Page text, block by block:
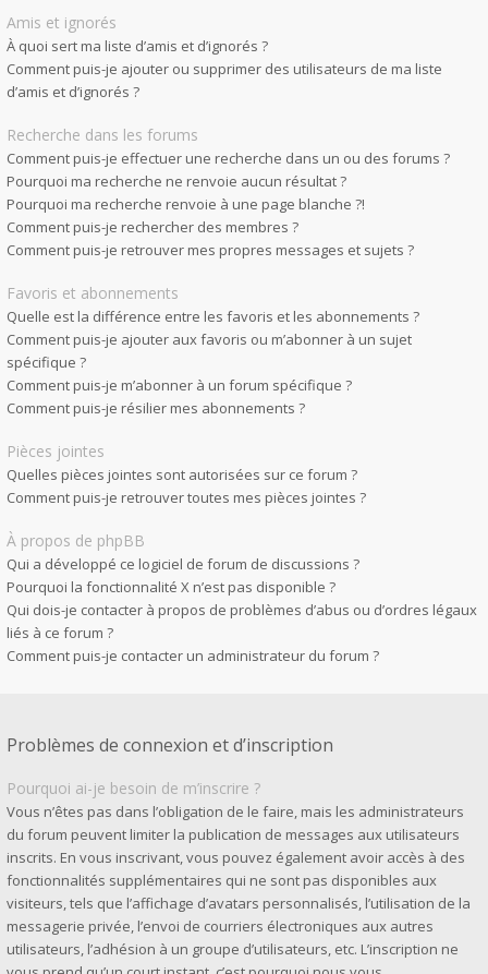
Amis et ignorés
À quoi sert ma liste d’amis et d’ignorés ?
Comment puis-je ajouter ou supprimer des utilisateurs de ma liste
d’amis et d’ignorés ?
Recherche dans les forums
Comment puis-je effectuer une recherche dans un ou des forums ?
Pourquoi ma recherche ne renvoie aucun résultat ?
Pourquoi ma recherche renvoie à une page blanche ?!
Comment puis-je rechercher des membres ?
Comment puis-je retrouver mes propres messages et sujets ?
Favoris et abonnements
Quelle est la différence entre les favoris et les abonnements ?
Comment puis-je ajouter aux favoris ou m’abonner à un sujet
spécifique ?
Comment puis-je m’abonner à un forum spécifique ?
Comment puis-je résilier mes abonnements ?
Pièces jointes
Quelles pièces jointes sont autorisées sur ce forum ?
Comment puis-je retrouver toutes mes pièces jointes ?
À propos de phpBB
Qui a développé ce logiciel de forum de discussions ?
Pourquoi la fonctionnalité X n’est pas disponible ?
Qui dois-je contacter à propos de problèmes d’abus ou d’ordres légaux
liés à ce forum ?
Comment puis-je contacter un administrateur du forum ?
Problèmes de connexion et d’inscription
Pourquoi ai-je besoin de m’inscrire ?
Vous n’êtes pas dans l’obligation de le faire, mais les administrateurs
du forum peuvent limiter la publication de messages aux utilisateurs
inscrits. En vous inscrivant, vous pouvez également avoir accès à des
fonctionnalités supplémentaires qui ne sont pas disponibles aux
visiteurs, tels que l’affichage d’avatars personnalisés, l’utilisation de la
messagerie privée, l’envoi de courriers électroniques aux autres
utilisateurs, l’adhésion à un groupe d’utilisateurs, etc. L’inscription ne